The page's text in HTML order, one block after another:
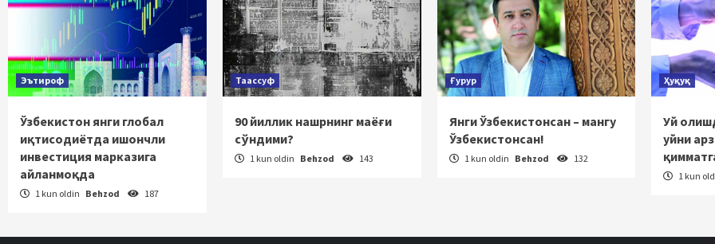
Эътироф
Ўзбекистон янги глобал
иқтисодиётда ишончли
инвестиция марказига
айланмоқда
1 kun oldin Behzod 187
Таассуф
90 йиллик нашрнинг маёғи
сўндими?
1 kun oldin Behzod 143
Ғурур
Янги Ўзбекистонсан – мангу
Ўзбекистонсан!
1 kun oldin Behzod 132
Ҳуқуқ
Уй
уйни
1 kun